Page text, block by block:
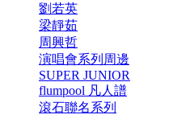
劉若英
梁靜茹
周興哲
演唱會系列周邊
SUPER JUNIOR
flumpool 凡人譜
滾石聯名系列